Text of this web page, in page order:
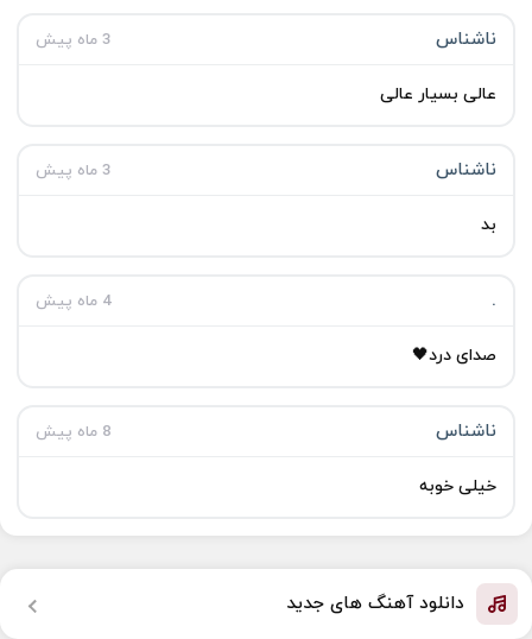
ناشناس 3 ماه پیش
عالی بسیار عالی
ناشناس 3 ماه پیش
بد
‌‌. 4 ماه پیش
صدای درد🖤
ناشناس 8 ماه پیش
خیلی خوبه
دانلود آهنگ های جدید